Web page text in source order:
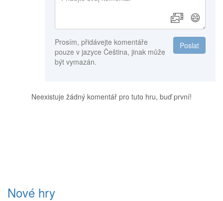
😄
Poslat
Prosím, přidávejte komentáře
pouze v jazyce Čeština, jinak může
být vymazán.
Neexistuje žádný komentář pro tuto hru, buď první!
Nové hry